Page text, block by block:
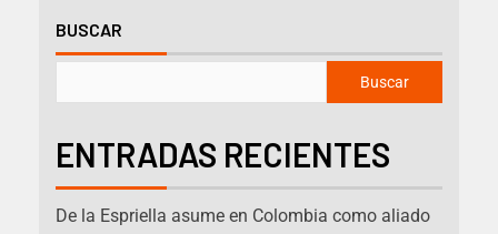
BUSCAR
Buscar
ENTRADAS RECIENTES
De la Espriella asume en Colombia como aliado